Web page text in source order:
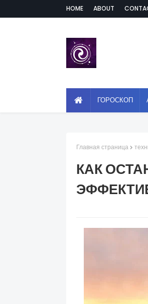
HOME ABOUT
ГОРОСКОП
Главная страница
КАК